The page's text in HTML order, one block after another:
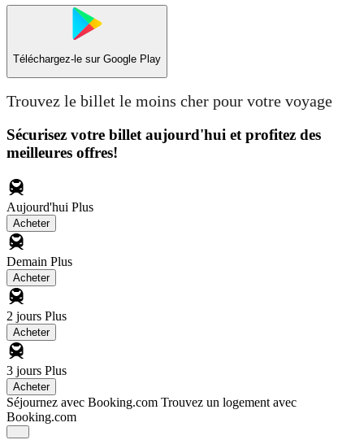
Téléchargez-le sur Google Play
Trouvez le billet le moins cher pour votre voyage
Sécurisez votre billet aujourd'hui et profitez des
meilleures offres!
Aujourd'hui Plus
Acheter
Demain Plus
Acheter
2 jours Plus
Acheter
3 jours Plus
Acheter
Séjournez avec Booking.com Trouvez un logement avec
Booking.com